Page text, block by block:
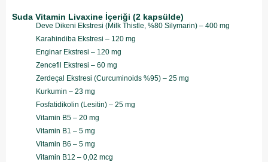
Suda Vitamin Livaxine İçeriği (2 kapsülde)
Deve Dikeni Ekstresi (Milk Thistle, %80 Silymarin) – 400 mg
Karahindiba Ekstresi – 120 mg
Enginar Ekstresi – 120 mg
Zencefil Ekstresi – 60 mg
Zerdeçal Ekstresi (Curcuminoids %95) – 25 mg
Kurkumin – 23 mg
Fosfatidikolin (Lesitin) – 25 mg
Vitamin B5 – 20 mg
Vitamin B1 – 5 mg
Vitamin B6 – 5 mg
Vitamin B12 – 0,02 mcg